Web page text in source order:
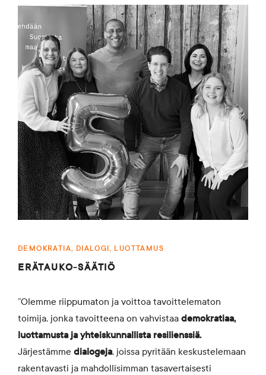
DEMOKRATIA, DIALOGI, LUOTTAMUS
ERÄTAUKO-SÄÄTIÖ
”Olemme riippumaton ja voittoa tavoittelematon
toimija, jonka tavoitteena on vahvistaa demokratiaa,
luottamusta ja yhteiskunnallista resilienssiä.
Järjestämme dialogeja, joissa pyritään keskustelemaan
rakentavasti ja mahdollisimman tasavertaisesti